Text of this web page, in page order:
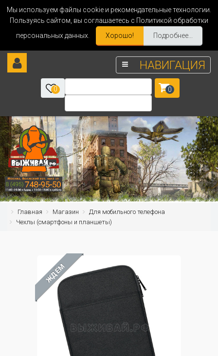
Мы используем файлы cookie и рекомендательные технологии.
Пользуясь сайтом, вы соглашаетесь с Политикой обработки
персональных данных.
Хорошо! Подробнее...
НАВИГАЦИЯ
0 0
Главная Магазин
Для мобильного телефона
Чехлы (смартфоны и планшеты)
ЖДЁМ